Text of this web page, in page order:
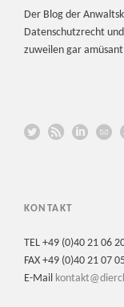
Der Blog der
Datenschutzrecht
zuweilen gar
KONTAKT
TEL +49 (0)40 21 06
FAX +49 (0)40 21 07
E-Mail